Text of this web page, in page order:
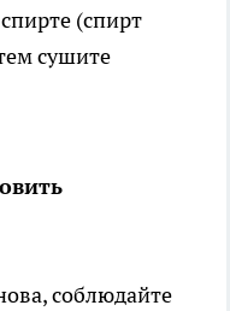
(спирт
сушите
соблюдайте